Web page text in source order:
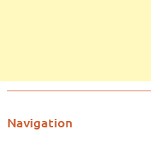
Navigation